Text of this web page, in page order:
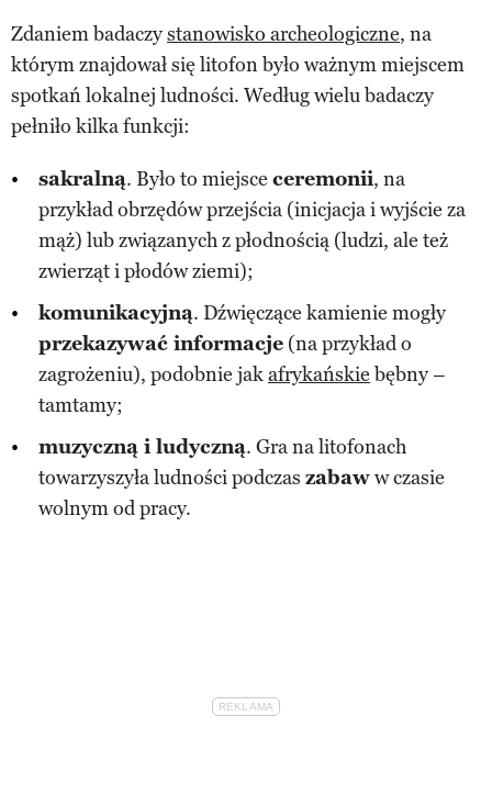
Zdaniem badaczystanowisko archeologiczne, na
którym znajdował się litofon było ważnym miejscem
spotkań lokalnej ludności. Według wielu badaczy
pełniło kilka funkcji:
sakralną. Było to miejsce ceremonii, na
przykład obrzędów przejścia (inicjacja i wyjście za
mąż) lub związanych z płodnością (ludzi, ale też
zwierząt i płodów ziemi);
komunikacyjną. Dźwięczące kamienie mogły
przekazywać informacje (na przykład o
zagrożeniu), podobnie jakafrykańskie bębny –
tamtamy;
muzyczną i ludyczną. Gra na litofonach
towarzyszyła ludności podczas zabaww czasie
wolnym od pracy.